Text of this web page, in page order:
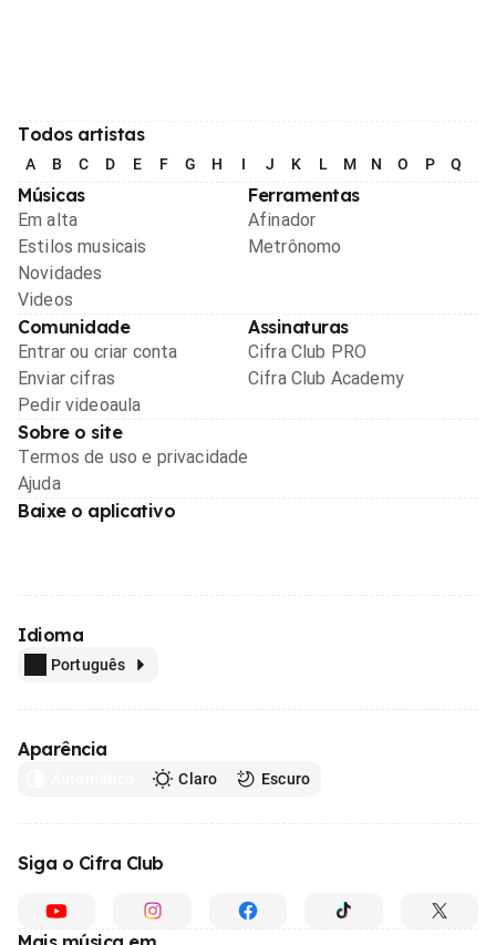
Todos artistas
A B C D E F G H I J K L M N O P Q
Músicas
Em alta
Estilos musicais
Novidades
Videos
Ferramentas
Afinador
Metrônomo
Comunidade
Entrar ou criar conta
Enviar cifras
Pedir videoaula
Assinaturas
Cifra Club PRO
Cifra Club Academy
Sobre o site
Termos de uso e privacidade
Ajuda
Baixe o aplicativo
Idioma
Português
Aparência
Claro Escuro
Siga o Cifra Club